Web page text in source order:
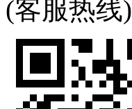
(客服热线)